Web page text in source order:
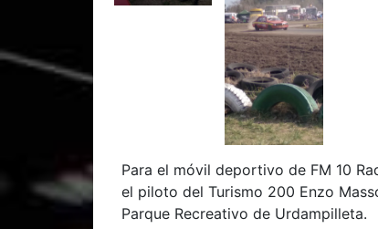
Para el móvil deportivo de FM 10
el piloto del Turismo 200 Enzo
Parque Recreativo de Urdampilleta.